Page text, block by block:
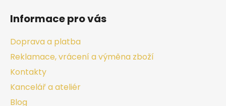
Informace pro vás
Doprava a platba
Reklamace, vrácení a výměna zboží
Kontakty
Kancelář a ateliér
Blog